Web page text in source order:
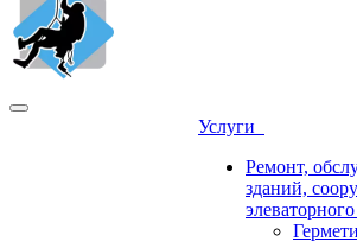
Услуги
Ремонт,
зданий,